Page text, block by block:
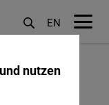
EN
nutzen